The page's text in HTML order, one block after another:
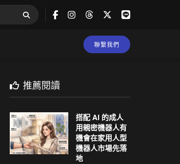
聯繫我們
推薦閱讀
搭配 AI 的成人
用親密機器人有
機會在家用人型
機器人市場先落
地